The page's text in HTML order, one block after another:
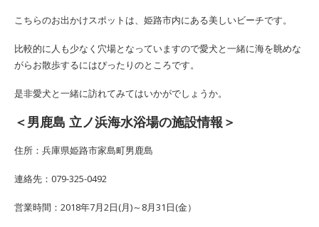
こちらのお出かけスポットは、姫路市内にある美しいビーチです。
比較的に人も少なく穴場となっていますので愛犬と一緒に海を眺めな
がらお散歩するにはぴったりのところです。
是非愛犬と一緒に訪れてみてはいかがでしょうか。
＜男鹿島 立ノ浜海水浴場の施設情報＞
住所：兵庫県姫路市家島町男鹿島
連絡先：079-325-0492
営業時間：2018年7月2日(月)～8月31日(金）